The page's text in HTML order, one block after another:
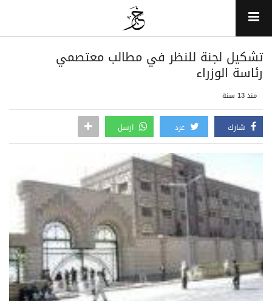
تشكيل لجنة للنظر في مطالب معتصمي
رئاسة الوزراء
منذ 13 سنة
شارك غرد ارسل